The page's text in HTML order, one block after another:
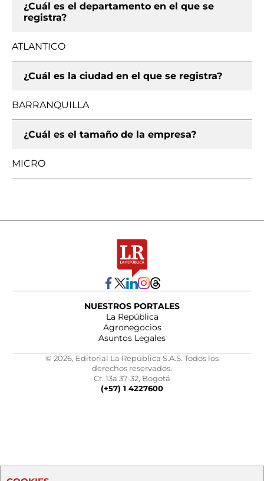
¿Cuál es el departamento en el que se
registra?
ATLANTICO
¿Cuál es la ciudad en el que se registra?
BARRANQUILLA
¿Cuál es el tamaño de la empresa?
MICRO
NUESTROS PORTALES
La República
Agronegocios
Asuntos Legales
© 2026, Editorial La República S.A.S. Todos los
derechos reservados.
Cr. 13a 37-32, Bogotá
(+57) 1 4227600